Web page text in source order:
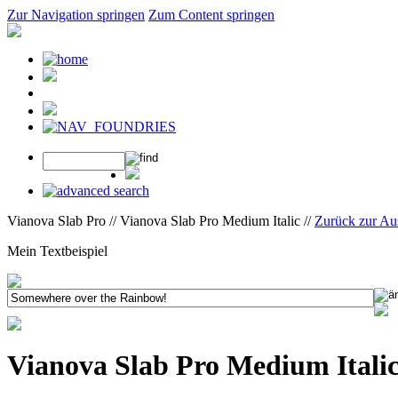
Zur Navigation springen Zum Content springen
Vianova Slab Pro // Vianova Slab Pro Medium Italic // Zurück zur
Mein Textbeispiel
Vianova Slab Pro Medium